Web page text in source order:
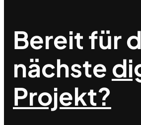
Bereit für
nächste
Projekt?